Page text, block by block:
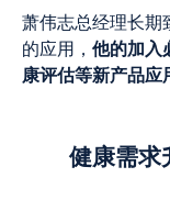
萧伟志总经理长
的应用， 他的加入
康评估等新产品应
健康需